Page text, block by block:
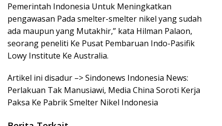
Pemerintah Indonesia Untuk Meningkatkan
pengawasan Pada smelter-smelter nikel yang sudah
ada maupun yang Mutakhir,” kata Hilman Palaon,
seorang peneliti Ke Pusat Pembaruan Indo-Pasifik
Lowy Institute Ke Australia.
Artikel ini disadur –> Sindonews Indonesia News:
Perlakuan Tak Manusiawi, Media China Soroti Kerja
Paksa Ke Pabrik Smelter Nikel Indonesia